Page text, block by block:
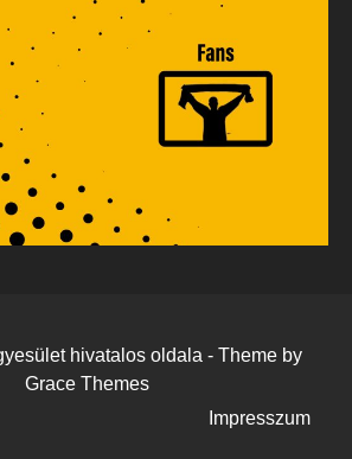
hivatalos oldala - Theme by
Grace Themes
Impresszum